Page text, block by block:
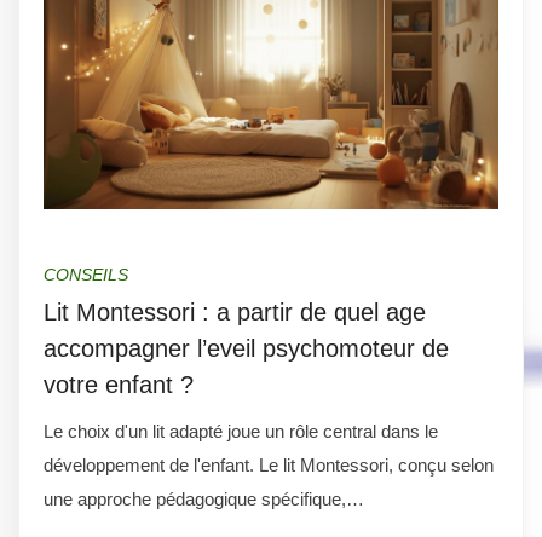
CONSEILS
Lit Montessori : a partir de quel age
accompagner l’eveil psychomoteur de
votre enfant ?
Le choix d'un lit adapté joue un rôle central dans le
développement de l'enfant. Le lit Montessori, conçu selon
une approche pédagogique spécifique,…